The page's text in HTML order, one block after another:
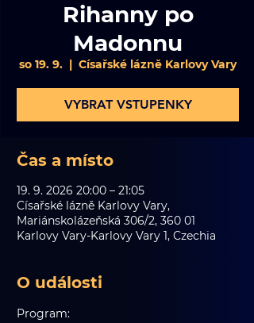
Rihanny po
Madonnu
so 19. 9.
  |
Císařské lázně Karlovy Vary
VYBRAT VSTUPENKY
Čas a místo
19. 9. 2026 20:00 – 21:05
Císařské lázně Karlovy Vary,
Mariánskolázeňská 306/2, 360 01
Karlovy Vary-Karlovy Vary 1, Czechia
O události
Program: